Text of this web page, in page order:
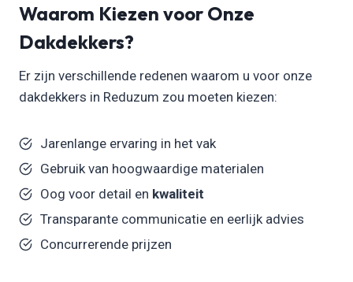
Waarom Kiezen voor Onze
Dakdekkers?
Er zijn verschillende redenen waarom u voor onze
dakdekkers in Reduzum zou moeten kiezen:
Jarenlange ervaring in het vak
Gebruik van hoogwaardige materialen
Oog voor detail en kwaliteit
Transparante communicatie en eerlijk advies
Concurrerende prijzen